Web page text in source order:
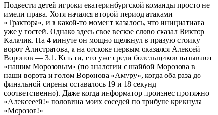
Подвести детей игроки екатеринбургской команды просто не
имели права. Хотя начался второй период атаками
«Трактора», и в какой-то момент казалось, что инициатиава
уже у гостей. Однако здесь свое веское слово сказал Виктор
Калачик. На 4 минуте он мощно щелкнул в правую стойку
ворот Алистратова, а на отскоке первым оказался Алексей
Воронов — 3:1. Кстати, его уже среди болельщиков называют
«нашим Морозовым» (по аналогии с шайбой Морозова в
наши ворота и голом Воронова «Амуру», когда оба раза до
финальной сирены оставалось 19 и 18 секунд
соответственно). Даже когда информатор произнес протяжно
«Алексееей!» половина моих соседей по трибуне крикнула
«Морозов!»